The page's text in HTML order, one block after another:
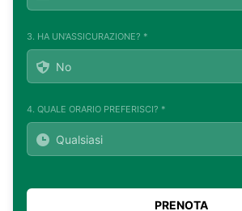
3. HA UN'ASSICURAZIONE? *
4. QUALE ORARIO PREFERISCI? *